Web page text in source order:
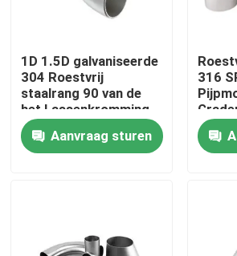
Neem contact met ons op
Nieuws
De Bladen van de roestvrij
1D 1.5D galvaniseerde
304 Roestvrij
staalrang 90 van de
het Lassenkromming
van Graadgr. de
Elleboog van de de
Elleboogschakelaar
Aanvraag sturen
316
Straat
lassen